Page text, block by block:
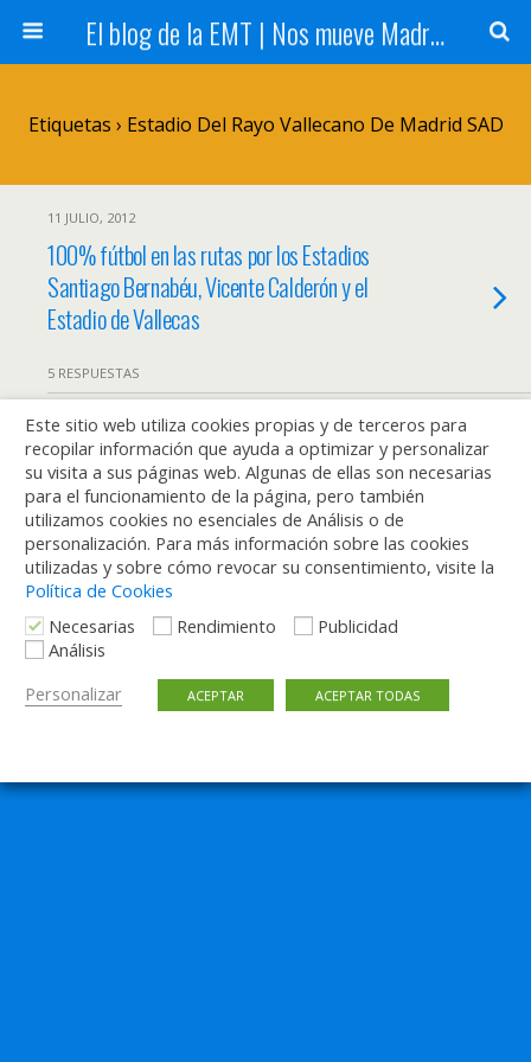
El blog de la EMT | Nos mueve Madrid
Etiquetas › Estadio Del Rayo Vallecano De Madrid SAD
11 JULIO, 2012
100% fútbol en las rutas por los Estadios
Santiago Bernabéu, Vicente Calderón y el
Estadio de Vallecas
5 RESPUESTAS
Volver arriba
Móvil Escritorio
Este sitio web utiliza cookies propias y de terceros para
recopilar información que ayuda a optimizar y personalizar
su visita a sus páginas web. Algunas de ellas son necesarias
para el funcionamiento de la página, pero también
utilizamos cookies no esenciales de Análisis o de
personalización. Para más información sobre las cookies
utilizadas y sobre cómo revocar su consentimiento, visite la
Política de Cookies
Necesarias
Rendimiento
Publicidad
Análisis
Personalizar
ACEPTAR ACEPTAR TODAS